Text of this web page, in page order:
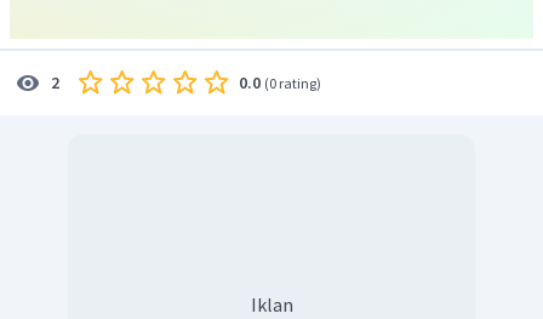
2 0.0 (0 rating)
Iklan